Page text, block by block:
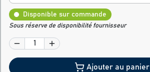
Disponible sur commande
Sous réserve de disponibilité fournisseur
Ajouter au panier